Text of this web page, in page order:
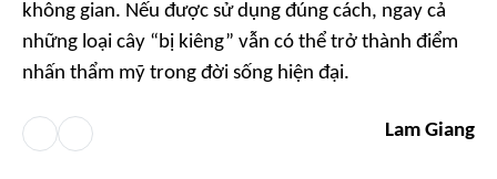
không gian. Nếu được sử dụng đúng cách, ngay cả
những loại cây “bị kiêng” vẫn có thể trở thành điểm
nhấn thẩm mỹ trong đời sống hiện đại.
Lam Giang